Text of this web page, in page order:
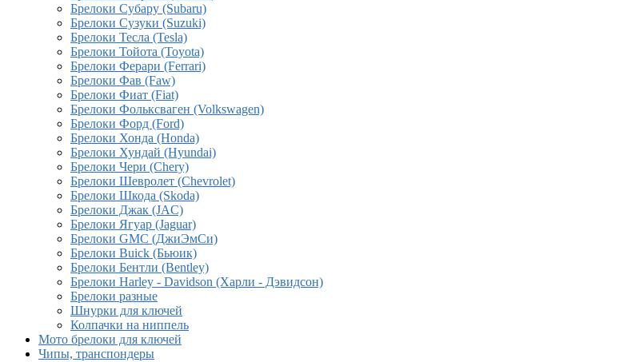
Брелоки Субару (Subaru)
Брелоки Сузуки (Suzuki)
Брелоки Тесла (Tesla)
Брелоки Тойота (Toyota)
Брелоки Ферари (Ferrari)
Брелоки Фав (Faw)
Брелоки Фиат (Fiat)
Брелоки Фольксваген (Volkswagen)
Брелоки Форд (Ford)
Брелоки Хонда (Honda)
Брелоки Хундай (Hyundai)
Брелоки Чери (Chery)
Брелоки Шевролет (Chevrolet)
Брелоки Шкода (Skoda)
Брелоки Джак (JAC)
Брелоки Ягуар (Jaguar)
Брелоки GMC (ДжиЭмСи)
Брелоки Buick (Бьюик)
Брелоки Бентли (Bentley)
Брелоки Harley - Davidson (Харли - Дэвидсон)
Брелоки разные
Шнурки для ключей
Колпачки на ниппель
Мото брелоки для ключей
Чипы, транспондеры